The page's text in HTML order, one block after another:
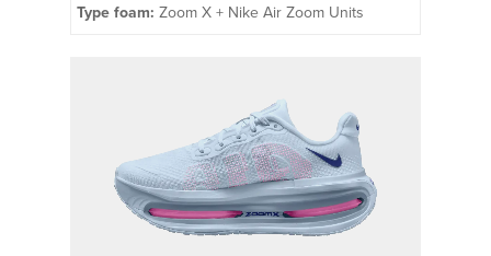
Type foam: Zoom X + Nike Air Zoom Units